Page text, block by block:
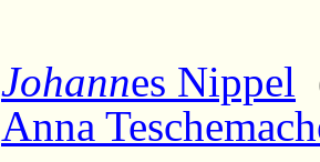
Johannes Nippel
Anna